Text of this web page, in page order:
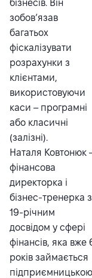
бізнесів. Він
зобов’язав
багатьох
фіскалізувати
розрахунки з
клієнтами,
використовуючи
каси – програмні
або класичні
(залізні).
Наталя Ковтонюк
фінансова
директорка і
бізнес-тренерка з
19-річним
досвідом у сфері
фінансів, яка вже
років займається
підприємницькою